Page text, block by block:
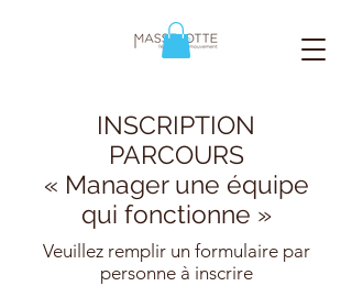
INSCRIPTION
PARCOURS
« Manager une équipe
qui fonctionne »
Veuillez remplir un formulaire par
personne à inscrire